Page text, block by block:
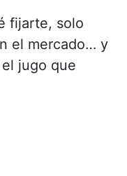
fijarte, solo
el mercado… y
jugo que